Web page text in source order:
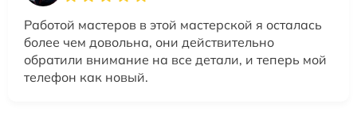
Работой мастеров в этой мастерской я осталась
более чем довольна, они действительно
обратили внимание на все детали, и теперь мой
телефон как новый.